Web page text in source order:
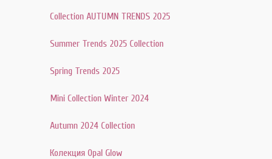
Collection AUTUMN TRENDS 2025
Summer Trends 2025 Collection
Spring Trends 2025
Mini Collection Winter 2024
Autumn 2024 Collection
Колекция Opal Glow